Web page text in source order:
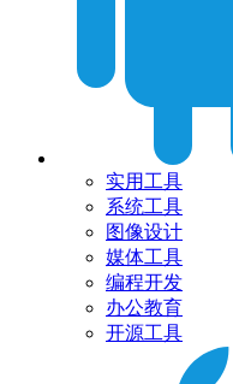
实用工具
系统工具
图像设计
媒体工具
编程开发
办公教育
开源工具